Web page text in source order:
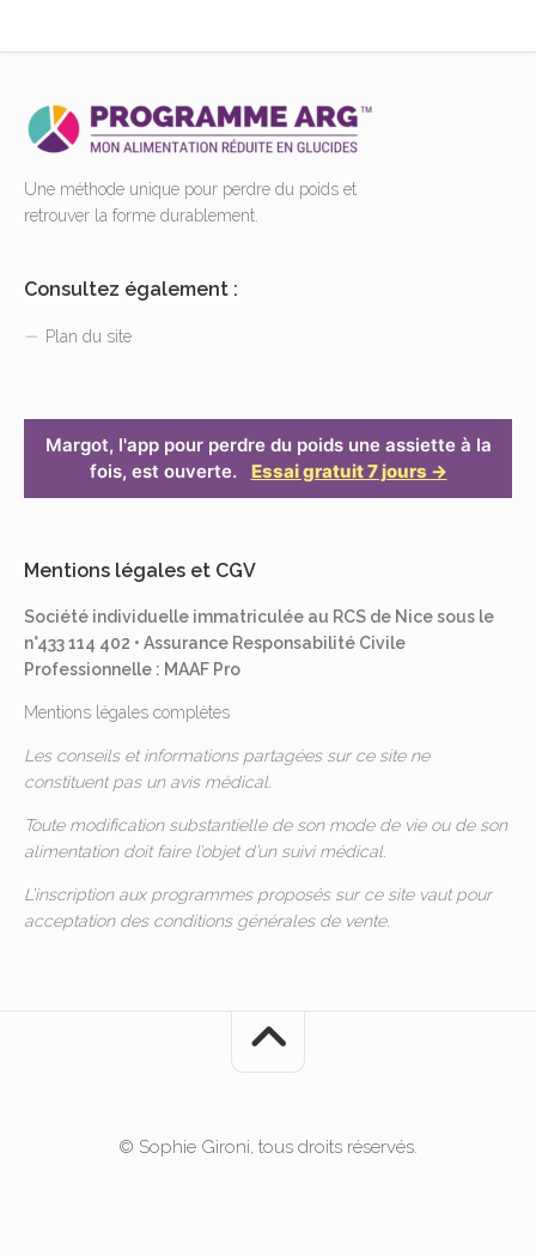
Une méthode unique pour perdre du poids et
retrouver la forme durablement.
Consultez également :
Plan du site
Margot, l'app pour perdre du poids une assiette à la
fois, est ouverte.
Essai gratuit 7 jours →
Mentions légales et CGV
Société individuelle immatriculée au RCS de Nice sous le
n°433 114 402 • Assurance Responsabilité Civile
Professionnelle : MAAF Pro
Mentions légales complètes
Les conseils et informations partagées sur ce site ne
constituent pas un avis médical.
Toute modification substantielle de son mode de vie ou de son
alimentation doit faire l’objet d’un suivi médical.
L’inscription aux programmes proposés sur ce site vaut pour
acceptation des conditions générales de vente.
© Sophie Gironi, tous droits réservés.